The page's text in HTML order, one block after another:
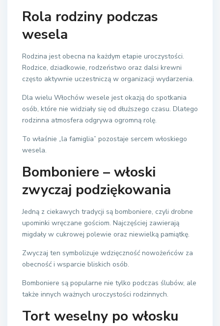
Rola rodziny podczas
wesela
Rodzina jest obecna na każdym etapie uroczystości.
Rodzice, dziadkowie, rodzeństwo oraz dalsi krewni
często aktywnie uczestniczą w organizacji wydarzenia.
Dla wielu Włochów wesele jest okazją do spotkania
osób, które nie widziały się od dłuższego czasu. Dlatego
rodzinna atmosfera odgrywa ogromną rolę.
To właśnie „la famiglia” pozostaje sercem włoskiego
wesela.
Bomboniere – włoski
zwyczaj podziękowania
Jedną z ciekawych tradycji są bomboniere, czyli drobne
upominki wręczane gościom. Najczęściej zawierają
migdały w cukrowej polewie oraz niewielką pamiątkę.
Zwyczaj ten symbolizuje wdzięczność nowożeńców za
obecność i wsparcie bliskich osób.
Bomboniere są popularne nie tylko podczas ślubów, ale
także innych ważnych uroczystości rodzinnych.
Tort weselny po włosku